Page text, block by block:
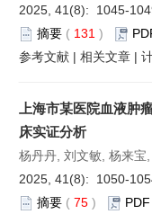
2025, 41(8): 1045-
摘要 ( 131 )
参考文献 | 相关文章 |
上海市某医院血液肿
床实证分析
杨丹丹, 刘文敏, 杨来宝
2025, 41(8): 1050-
摘要 ( 75 ) PDF